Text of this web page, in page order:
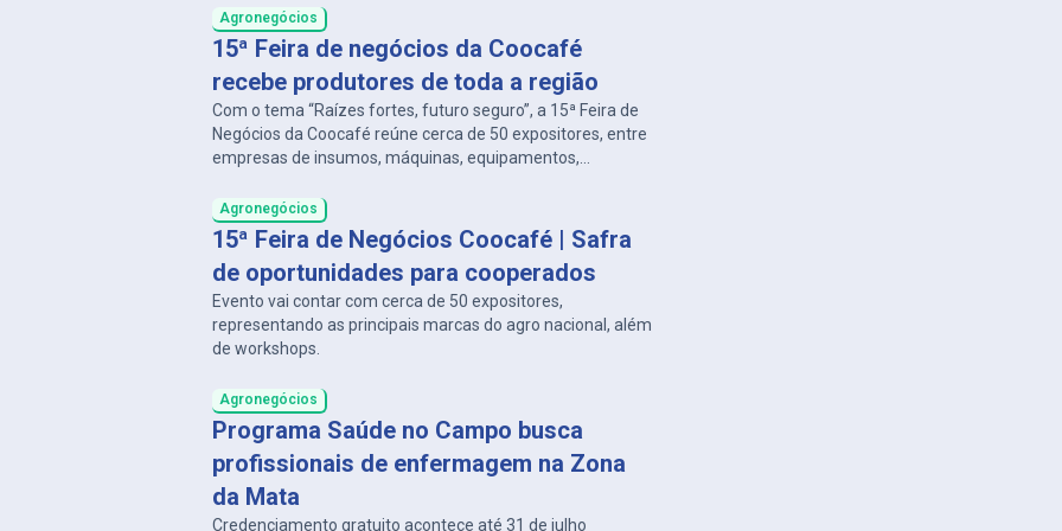
Agronegócios
15ª Feira de negócios da Coocafé
recebe produtores de toda a região
Com o tema “Raízes fortes, futuro seguro”, a 15ª Feira de
Negócios da Coocafé reúne cerca de 50 expositores, entre
empresas de insumos, máquinas, equipamentos,
Agronegócios
15ª Feira de Negócios Coocafé | Safra
de oportunidades para cooperados
Evento vai contar com cerca de 50 expositores,
representando as principais marcas do agro nacional, além
de workshops.
Agronegócios
Programa Saúde no Campo busca
profissionais de enfermagem na Zona
da Mata
Credenciamento gratuito acontece até 31 de julho